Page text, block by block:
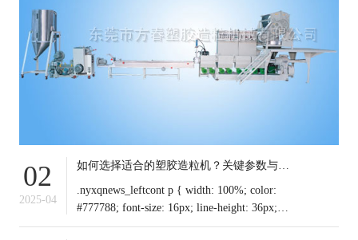
02
2025-04
如何选择适合的塑胶造粒机？关键参数与行业应用解析
.nyxqnews_leftcont p { width: 100%; color:
#777788; font-size: 16px; line-height: 36px;
text-indent: 0em !important; mar